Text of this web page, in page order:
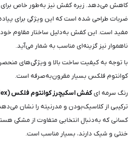
کاهش می‌دهد. زیره کفش نیز به‌طور خاص برای
ضربات طراحی شده است که این ویژگی برای
مفید است. این کفش به‌دلیل ساختار مقاوم
ناهموار نیز گزینه‌ای مناسب به شمار می‌آید.
با توجه به کیفیت ساخت بالا و ویژگی‌های
کوانتوم فلکس بسیار مقرون‌به‌صرفه است.
رنگ سرمه ایکفش اسکیچرز کوانتوم فلکس (Skechers Quantum Flex)
ترکیبی از کلاسیک‌بودن و مدرنیته را نشان
کسانی که به‌دنبال انتخابی متفاوت از مشکی
خنثی و شیک دارند، بسیار مناسب است.